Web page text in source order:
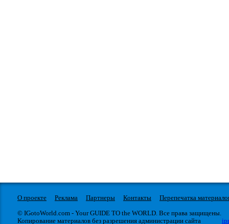
О проекте Реклама Партнеры Контакты
Перепечатка
© IGotoWorld.com - Your GUIDE TO the WORLD. Все права защищены.
Копирование материалов без разрешения администрации сайта